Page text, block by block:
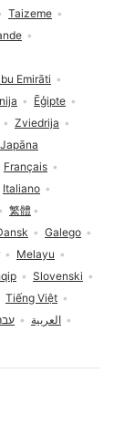
Français
Italiano
繁體
Galego
Melayu
Slovenski
Tiếng Việt
العربية
Taizeme
Emirāti
Ēģipte
Zviedrija
Japāna